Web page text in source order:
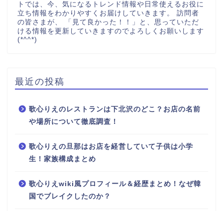
トでは、今、気になるトレンド情報や日常使えるお役に
立ち情報をわかりやすくお届けしていきます。 訪問者
の皆さまが、 「見て良かった！！」と、思っていただ
ける情報を更新していきますのでよろしくお願いします
(*^^*)
最近の投稿
歌心りえのレストランは下北沢のどこ？お店の名前
や場所について徹底調査！
歌心りえの旦那はお店を経営していて子供は小学
生！家族構成まとめ
歌心りえwiki風プロフィール＆経歴まとめ！なぜ韓
国でブレイクしたのか？